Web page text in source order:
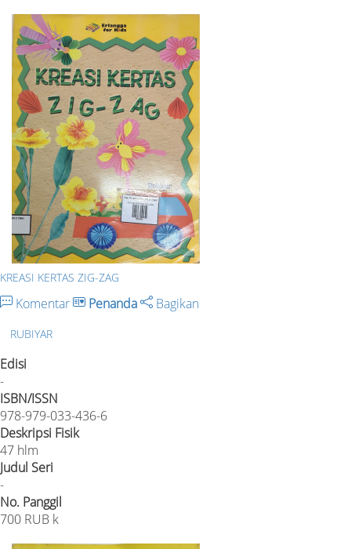
KREASI KERTAS ZIG-ZAG
Komentar Penanda Bagikan
RUBIYAR
Edisi
-
ISBN/ISSN
978-979-033-436-6
Deskripsi Fisik
47 hlm
Judul Seri
-
No. Panggil
700 RUB k